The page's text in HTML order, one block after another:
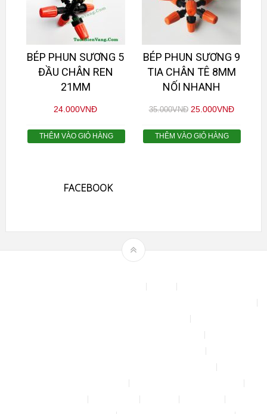
BÉP PHUN SƯƠNG 5
ĐẦU CHÂN REN
21MM
24.000VNĐ
THÊM VÀO GIỎ HÀNG
BÉP PHUN SƯƠNG 9
TIA CHÂN TÊ 8MM
NỐI NHANH
35.000VNĐ 25.000VNĐ
THÊM VÀO GIỎ HÀNG
FACEBOOK